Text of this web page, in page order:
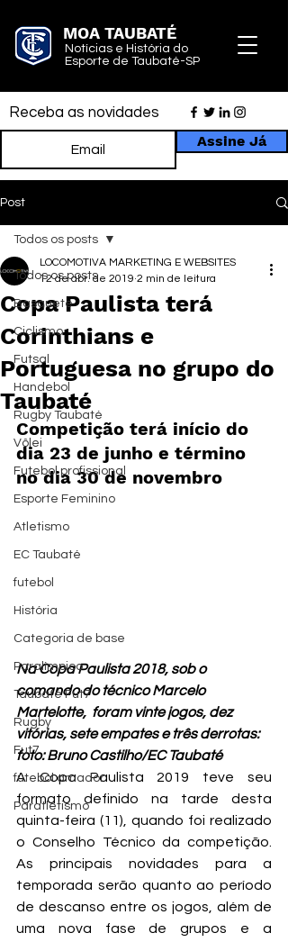
MOA TAUBATÉ
Notícias e História do
Esporte de Taubaté-SP
Receba as novidades
Assine Já
Post
Todos os posts
Basquete
Ciclismo
Futsal
Handebol
Rugby Taubaté
Vôlei
Futebol profissional
Esporte Feminino
Atletismo
EC Taubaté
futebol
História
Categoria de base
Paralímpico
Taubaté Fut7
Rugby
Fut7
futebol amador
Paratletismo
Todos os posts
Copa Paulista terá
Corinthians e
Portuguesa no grupo do
Taubaté
LOCOMOTIVA MARKETING E WEBSITES
12 de abr. de 2019 2 min de leitura
Competição terá início do
dia 23 de junho e término
no dia 30 de novembro
Na Copa Paulista 2018, sob o
comando do técnico Marcelo
Martelotte,  foram vinte jogos, dez
vitórias, sete empates e três derrotas:
foto: Bruno Castilho/EC Taubaté
A Copa Paulista 2019 teve seu
formato definido na tarde desta
quinta-feira (11), quando foi realizado
o Conselho Técnico da competição.
As principais novidades para a
temporada serão quanto ao período
de descanso entre os jogos, além de
uma nova fase de grupos e a